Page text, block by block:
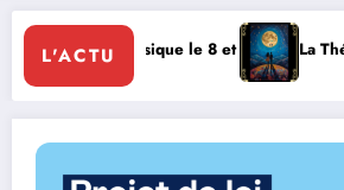
L'ACTU
le 8 et 9 août La Thérapie Légendaire